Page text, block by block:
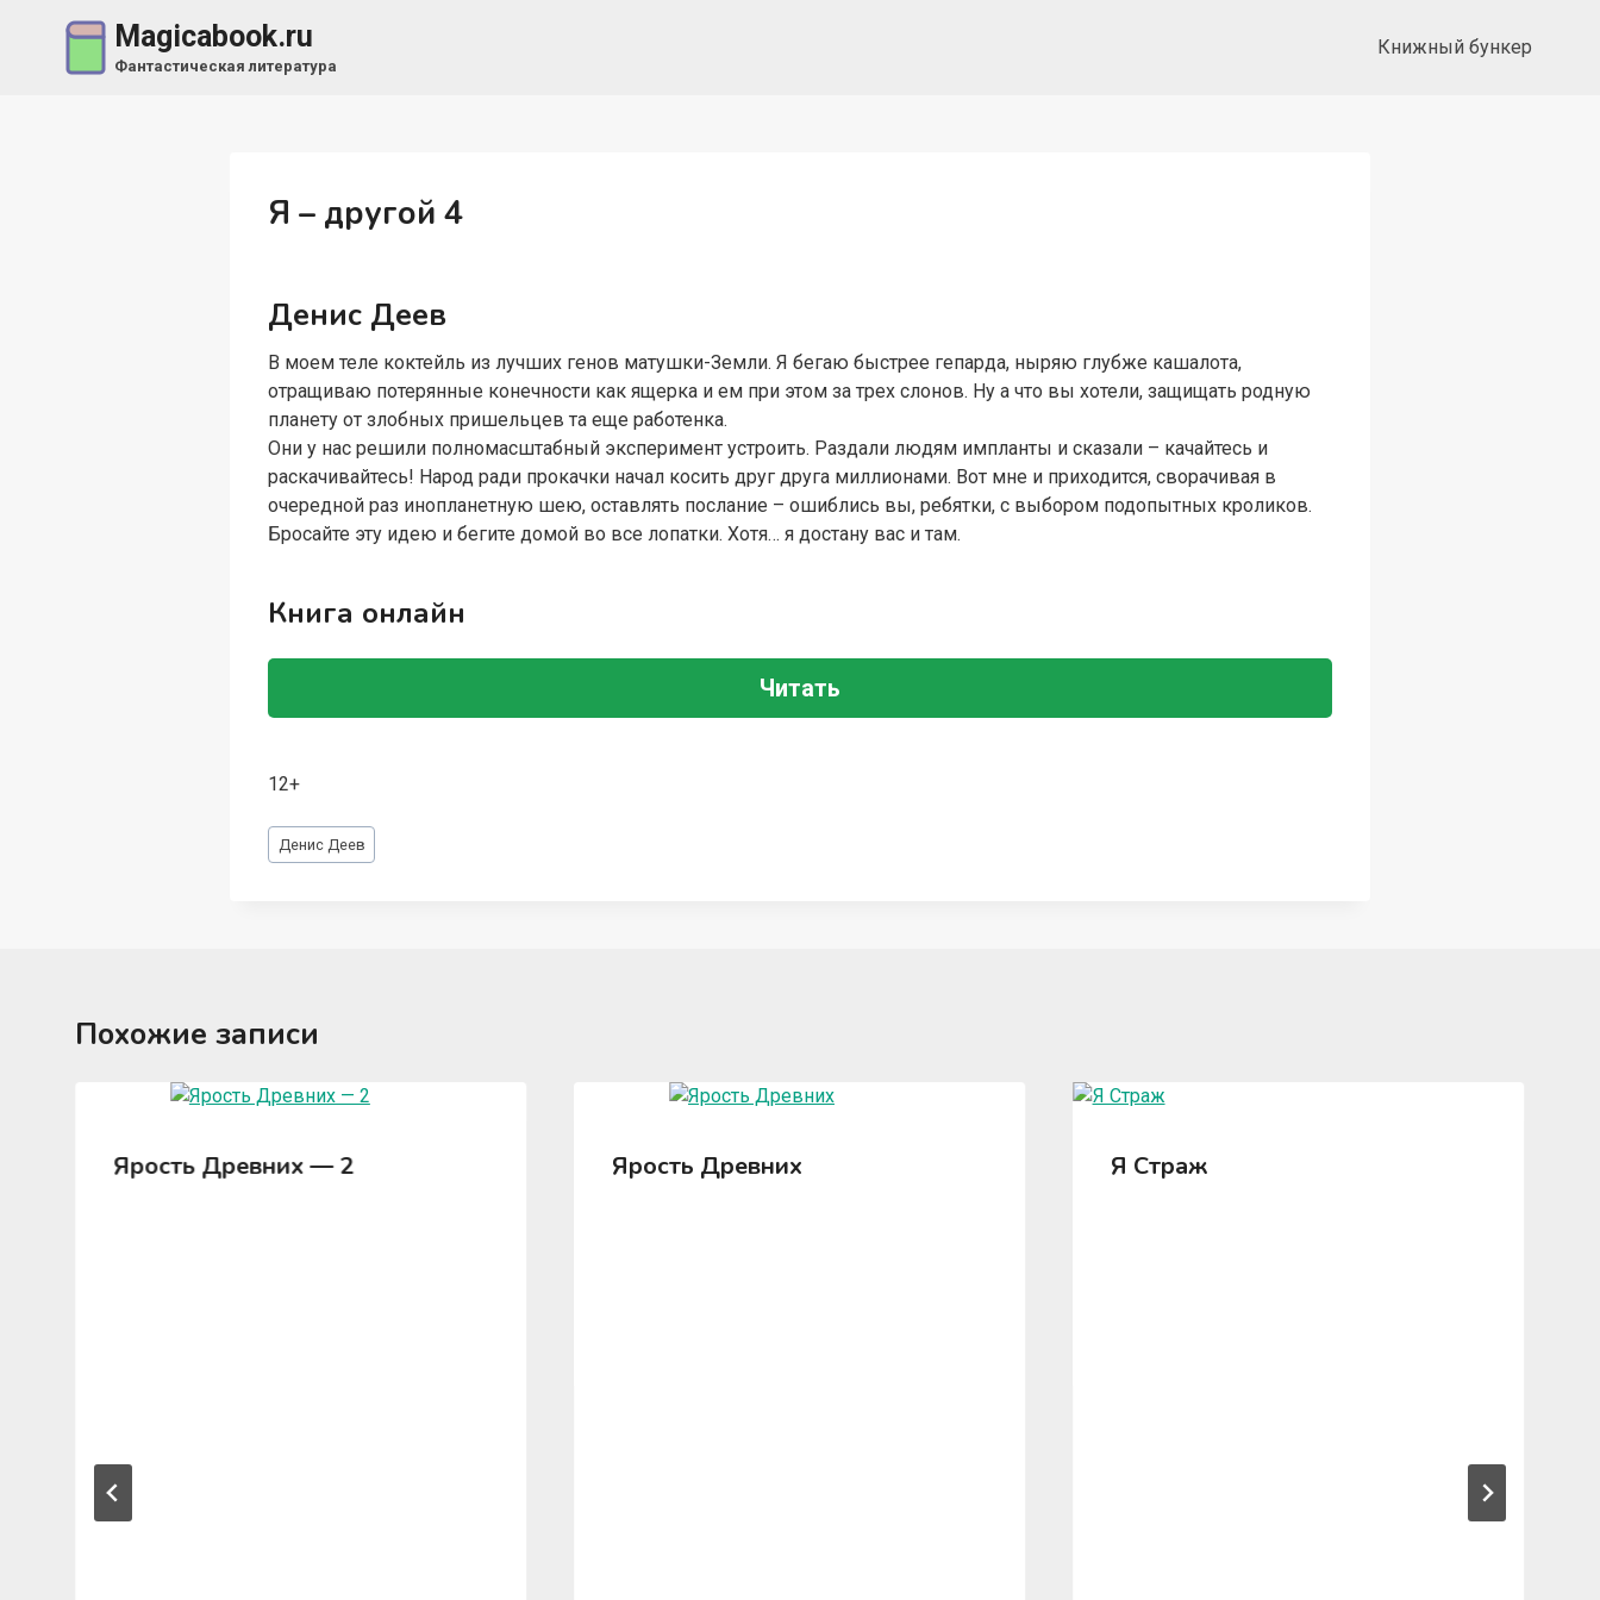
содержимому
Magicabook.ru
Фантастическая литература
Книжный бункер
Я – другой 4
Денис Деев
В моем теле коктейль из лучших генов матушки-Земли. Я бегаю быстрее гепарда, ныряю глубже кашалота,
отращиваю потерянные конечности как ящерка и ем при этом за трех слонов. Ну а что вы хотели, защищать родную
планету от злобных пришельцев та еще работенка.
Они у нас решили полномасштабный эксперимент устроить. Раздали людям импланты и сказали – качайтесь и
раскачивайтесь! Народ ради прокачки начал косить друг друга миллионами. Вот мне и приходится, сворачивая в
очередной раз инопланетную шею, оставлять послание – ошиблись вы, ребятки, с выбором подопытных кроликов.
Бросайте эту идею и бегите домой во все лопатки. Хотя… я достану вас и там.
Книга онлайн
Читать
12+
Метки
записи:
Денис Деев
Похожие записи
Ярость Древних — 2 Ярость Древних Я Страж